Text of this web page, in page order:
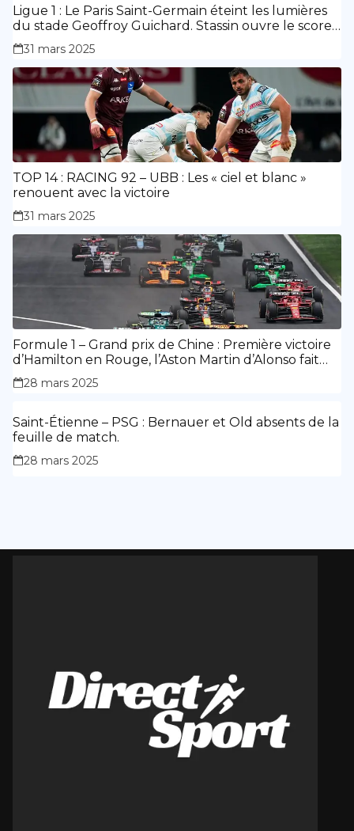
Ligue 1 : Le Paris Saint-Germain éteint les lumières
du stade Geoffroy Guichard. Stassin ouvre le score,
doublé de Doué.
31 mars 2025
TOP 14 : RACING 92 – UBB : Les « ciel et blanc »
renouent avec la victoire
31 mars 2025
Formule 1 – Grand prix de Chine : Première victoire
d’Hamilton en Rouge, l’Aston Martin d’Alonso fait
des siennes.
28 mars 2025
Saint-Étienne – PSG : Bernauer et Old absents de la
feuille de match.
28 mars 2025